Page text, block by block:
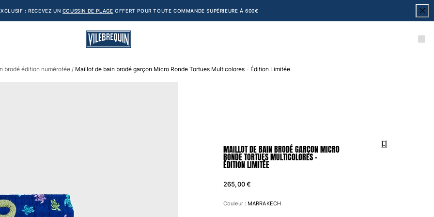
: RECEVEZ UN COUSSIN DE PLAGE OFFERT POUR TOUTE COMMANDE SUPÉRIEURE À 600€
brodé édition numérotée / Maillot de bain brodé garçon Micro Ronde Tortues Multicolores - Édition Limitée
MAILLOT DE BAIN BRODÉ GARÇON MICRO
RONDE TORTUES MULTICOLORES -
ÉDITION LIMITÉE
265,00 €
Couleur : MARRAKECH